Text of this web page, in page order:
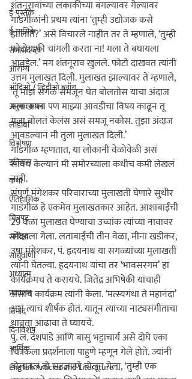
ई-पुस्तके
ई-मासिके
सभासद व्हा
आरोग्य
ऑडिओ / व्हिडीओ ब्लॉग
अनुभवकथन
लाडोबा
विश्लेषण
इतिहास
कथा
ऎतिहासिक
चित्रपट
समीक्षा
साधुवाणी
अध्यात्म
प्रकाशन
विनोद
दिनविशेष
आर्थिक
English Articles and Literature ...
शंतनूरावांच्या लकाकीच्या बंगल्यावर गेल्यावर
गाडगीळांनी प्रथम त्यांना ‘तुम्ही उद्योजक कसे
झालात?’ असे विचारले नाहीत तर ते म्हणाले, ‘तुम्ही
फोटोग्राफी चांगली करता ना! मला ते बघायला
आवडेल.’ मग शंतनूराव खुलले. फोटो दाखवत त्यांनी
उत्तम मुलाखत दिली. मुलाखत झाल्यावर ते म्हणाले,
‘तू माझं सगळं समजून घेत बोलतोस याचा अंदाज
मला आला पण माझ्या आवडीचा विषय काढून तू
मला बोलतं केलंस असं समजू नकोस. तुझा अंदाज
आवडल्यानं मी तुला मुलाखत दिली.’
गाडगीळ म्हणतात, या लोकानी वेळोवेळी असं
सावध केल्यानं मी समोरच्याला कधीच कमी लेखलं
नाही.
संपूर्ण मंगेशकर परिवाराच्या मुलाखती घेणारे सुधीर
गाडगीळ हे एकमेव मुलाखतकार आहेत. आशाबाईंची
29 वेळा मुलाखत घेण्याचा उच्चांक त्यांच्या नावावर
नोंदवला गेला. लताबाईंची तीन वेळा, मीना खडीकर,
उषा मंगेशकर, पं. हृदयनाथ या सगळ्यांच्या मुलाखती
त्यांनी घेतल्या. हृदयनाथ यांचा तर ‘भावसरगम’ हा
कार्यक्रमच ते करायचे. जितेंद्र अभिषेकी यांचाही
असाच कार्यक्रम त्यांनी केला. ‘मत्स्यगंधा ते महानंदा’
असं त्याचं शीर्षक होतं. यातून त्यांच्या नाट्यसंगीताचा
धावता आढावा ते घ्यायचे.
पु. ल. देशपांडे आणि बासु भट्टाचार्य असे दोघे एका
चित्रकला प्रदर्शनाला पाहुणे म्हणून गेले होते. ज्यांनी
बोलावलं तो सहजपणे बोलून गेला, ‘तुम्ही एक